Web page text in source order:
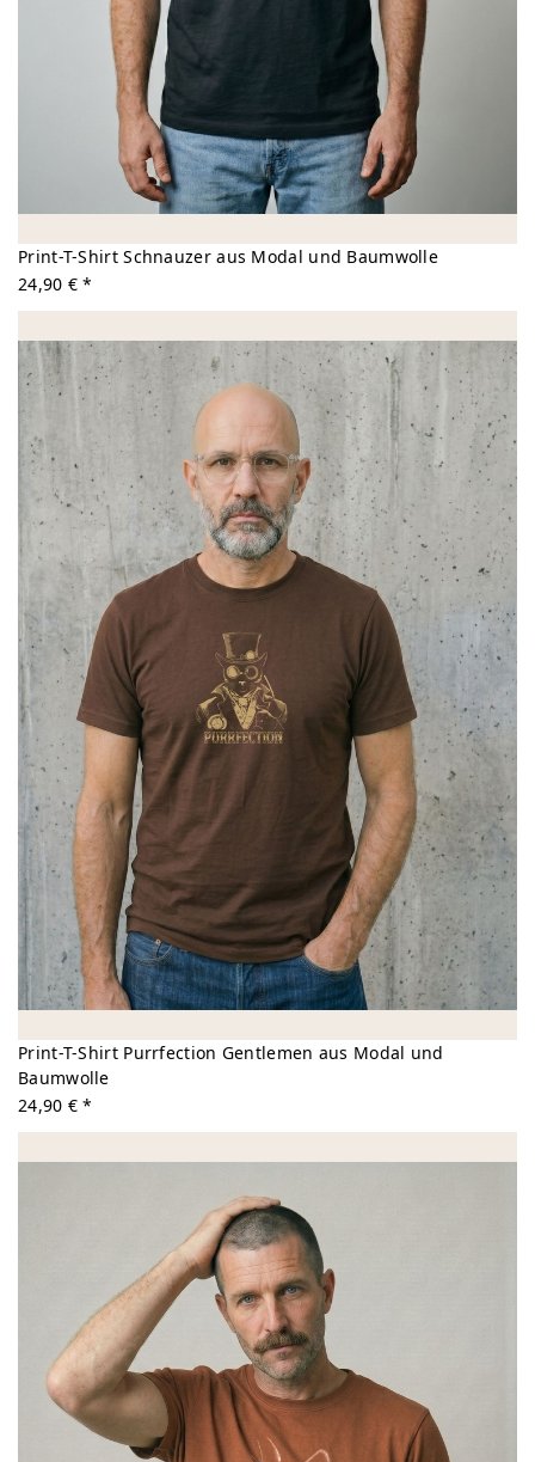
Print-T-Shirt Schnauzer aus Modal und Baumwolle
24,90 € *
Print-T-Shirt Purrfection Gentlemen aus Modal und
Baumwolle
24,90 € *